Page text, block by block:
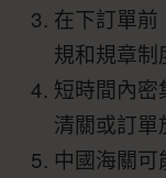
在下訂單
規和規章制
短時間內密
清關或訂單
中國海關